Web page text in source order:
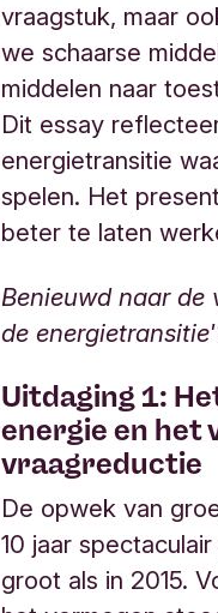
vraagstuk, maar
we schaarse
middelen naar
Dit essay
energietransitie
spelen. Het
beter te laten
Benieuwd naar de
de
Uitdaging 1:
energie en het
vraagreductie
De opwek van
10 jaar
groot als in 2015.